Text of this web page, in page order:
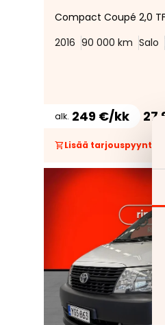
Compact Coupé 2,0
2016 90 000 km Salo
alk. 249 €/kk 27
Lisää